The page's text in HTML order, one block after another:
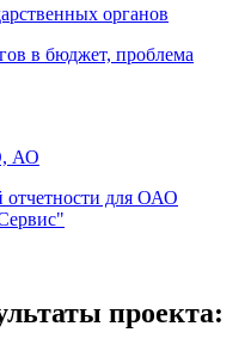
органов
в бюджет, проблема
АО
отчетности для ОАО
проекта: